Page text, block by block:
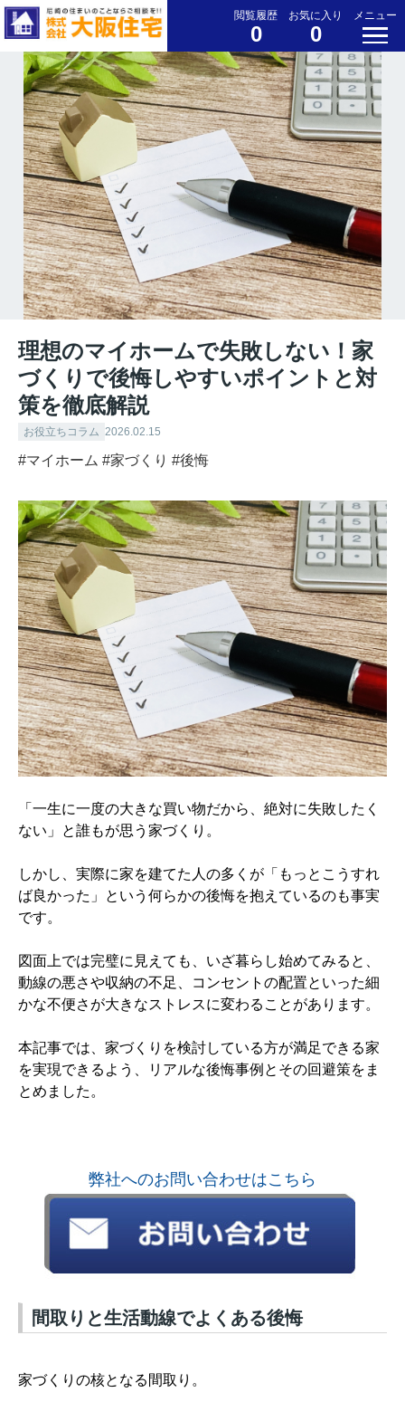
閲覧履歴
0
お気に入り
0
メニュー
理想のマイホームで失敗しない！家
づくりで後悔しやすいポイントと対
策を徹底解説
お役立ちコラム 2026.02.15
#マイホーム #家づくり #後悔
「一生に一度の大きな買い物だから、絶対に失敗したく
ない」と誰もが思う家づくり。
しかし、実際に家を建てた人の多くが「もっとこうすれ
ば良かった」という何らかの後悔を抱えているのも事実
です。
図面上では完璧に見えても、いざ暮らし始めてみると、
動線の悪さや収納の不足、コンセントの配置といった細
かな不便さが大きなストレスに変わることがあります。
本記事では、家づくりを検討している方が満足できる家
を実現できるよう、リアルな後悔事例とその回避策をま
とめました。
弊社へのお問い合わせはこちら
間取りと生活動線でよくある後悔
家づくりの核となる間取り。